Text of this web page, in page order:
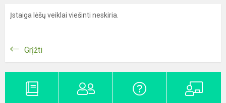
Įstaiga lėšų veiklai viešinti neskiria.
Grįžti